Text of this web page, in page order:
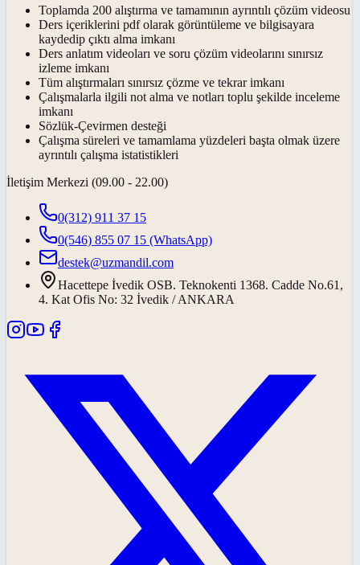
Toplamda 200 alıştırma ve tamamının ayrıntılı çözüm videosu
Ders içeriklerini pdf olarak görüntüleme ve bilgisayara
kaydedip çıktı alma imkanı
Ders anlatım videoları ve soru çözüm videolarını sınırsız
izleme imkanı
Tüm alıştırmaları sınırsız çözme ve tekrar imkanı
Çalışmalarla ilgili not alma ve notları toplu şekilde inceleme
imkanı
Sözlük-Çevirmen desteği
Çalışma süreleri ve tamamlama yüzdeleri başta olmak üzere
ayrıntılı çalışma istatistikleri
İletişim Merkezi (09.00 - 22.00)
0(312) 911 37 15
0(546) 855 07 15 (WhatsApp)
destek@uzmandil.com
Hacettepe İvedik OSB. Teknokenti 1368. Cadde No.61,
4. Kat Ofis No: 32 İvedik / ANKARA